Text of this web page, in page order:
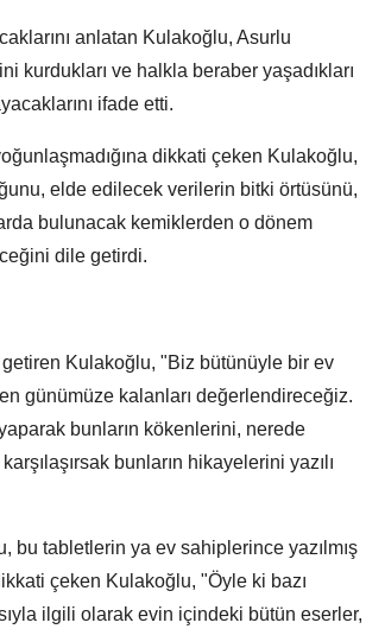
anlatan Kulakoğlu, Asurlu
kurdukları ve halkla beraber yaşadıkları
ifade etti.
dikkati çeken Kulakoğlu,
elde edilecek verilerin bitki örtüsünü,
bulunacak kemiklerden o dönem
dile getirdi.
getiren Kulakoğlu, "Biz bütünüyle bir ev
günümüze kalanları değerlendireceğiz.
bunların kökenlerini, nerede
bunların hikayelerini yazılı
bu tabletlerin ya ev sahiplerince yazılmış
çeken Kulakoğlu, "Öyle ki bazı
ilgili olarak evin içindeki bütün eserler,